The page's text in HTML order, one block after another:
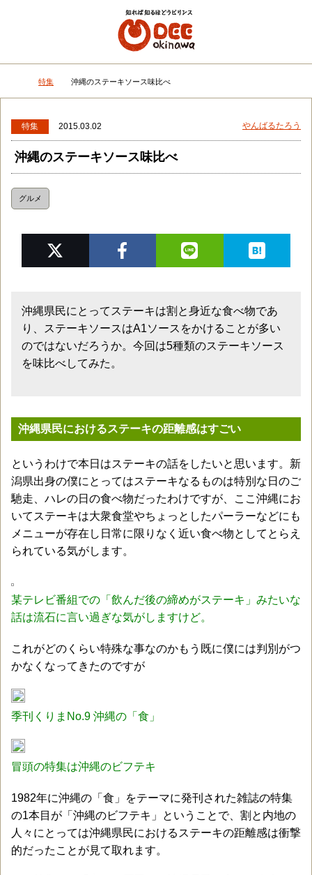
DEEokinawaトップ
特集 沖縄のステーキソース味比べ
特集 2015.03.02 やんばるたろう
沖縄のステーキソース味比べ
グルメ
沖縄県民にとってステーキは割と身近な食べ物であ
り、ステーキソースはA1ソースをかけることが多い
のではないだろうか。今回は5種類のステーキソース
を味比べしてみた。
沖縄県民におけるステーキの距離感はすごい
というわけで本日はステーキの話をしたいと思います。新
潟県出身の僕にとってはステーキなるものは特別な日のご
馳走、ハレの日の食べ物だったわけですが、ここ沖縄にお
いてステーキは大衆食堂やちょっとしたパーラーなどにも
メニューが存在し日常に限りなく近い食べ物としてとらえ
られている気がします。
某テレビ番組での「飲んだ後の締めがステーキ」みたいな
話は流石に言い過ぎな気がしますけど。
これがどのくらい特殊な事なのかもう既に僕には判別がつ
かなくなってきたのですが
季刊くりまNo.9 沖縄の「食」
冒頭の特集は沖縄のビフテキ
1982年に沖縄の「食」をテーマに発刊された雑誌の特集
の1本目が「沖縄のビフテキ」ということで、割と内地の
人々にとっては沖縄県民におけるステーキの距離感は衝撃
的だったことが見て取れます。